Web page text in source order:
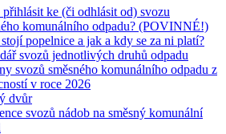
přihlásit ke (či odhlásit od) svozu
komunálního odpadu? (POVINNÉ!)
popelnice a jak a kdy se za ni platí?
svozů jednotlivých druhů odpadu
svozů směsného komunálního odpadu z
v roce 2026
dvůr
svozů nádob na směsný komunální